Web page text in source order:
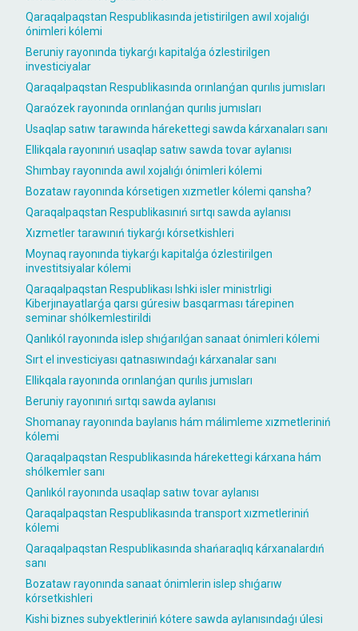
Qaraqalpaqstan Respublikasında jetistirilgen awıl xojalıǵı
ónimleri kólemi
Beruniy rayonında tiykarǵı kapitalǵa ózlestirilgen
investiciyalar
Qaraqalpaqstan Respublikasında orınlanǵan qurılıs jumısları
Qaraózek rayonında orınlanǵan qurılıs jumısları
Usaqlap satıw tarawında hárekettegi sawda kárxanaları sanı
Ellikqala rayonınıń usaqlap satıw sawda tovar aylanısı
Shımbay rayonında awıl xojalıǵı ónimleri kólemi
Bozataw rayonında kórsetigen xızmetler kólemi qansha?
Qaraqalpaqstan Respublikasınıń sırtqı sawda aylanısı
Xızmetler tarawınıń tiykarǵı kórsetkishleri
Moynaq rayonında tiykarǵı kapitalǵa ózlestirilgen
investitsiyalar kólemi
Qaraqalpaqstan Respublikası Ishki isler ministrligi
Kiberjınayatlarǵa qarsı gúresiw basqarması tárepinen
seminar shólkemlestirildi
Qanlıkól rayonında islep shıǵarılǵan sanaat ónimleri kólemi
Sırt el investiciyası qatnasıwındaǵı kárxanalar sanı
Ellikqala rayonında orınlanǵan qurılıs jumısları
Beruniy rayonınıń sırtqı sawda aylanısı
Shomanay rayonında baylanıs hám málimleme xızmetleriniń
kólemi
Qaraqalpaqstan Respublikasında hárekettegi kárxana hám
shólkemler sanı
Qanlıkól rayonında usaqlap satıw tovar aylanısı
Qaraqalpaqstan Respublikasında transport xızmetleriniń
kólemi
Qaraqalpaqstan Respublikasında shańaraqlıq kárxanalardıń
sanı
Bozataw rayonında sanaat ónimlerin islep shıǵarıw
kórsetkishleri
Kishi biznes subyektleriniń kótere sawda aylanısındaǵı úlesi